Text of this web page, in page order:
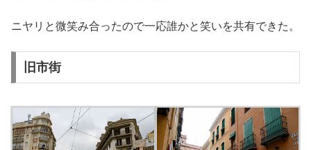
ニヤリと微笑み合ったので一応誰かと笑いを共有できた。
旧市街